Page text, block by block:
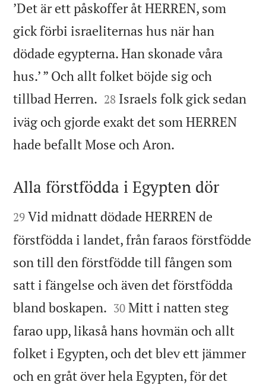
’Det är ett påskoffer åt HERREN, som
gick förbi israeliternas hus när han
dödade egypterna. Han skonade våra
hus.’ ” Och allt folket böjde sig och
tillbad Herren. 

28 Israels folk gick sedan
iväg och gjorde exakt det som HERREN
hade befallt Mose och Aron.

Alla förstfödda i Egypten dör

29 Vid midnatt dödade HERREN de
förstfödda i landet, från faraos förstfödde
son till den förstfödde till fången som
satt i fängelse och även det förstfödda
bland boskapen. 

30 Mitt i natten steg
farao upp, likaså hans hovmän och allt
folket i Egypten, och det blev ett jämmer
och en gråt över hela Egypten, för det